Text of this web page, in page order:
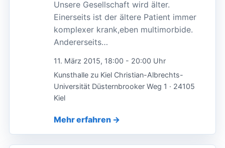
Unsere Gesellschaft wird älter.
Einerseits ist der ältere Patient immer
komplexer krank,eben multimorbide.
Andererseits…
11. März 2015, 18:00 - 20:00 Uhr
Kunsthalle zu Kiel Christian-Albrechts-
Universität Düsternbrooker Weg 1 · 24105
Kiel
Mehr erfahren